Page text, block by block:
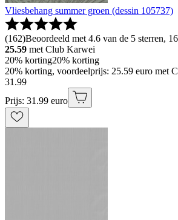
Vliesbehang summer groen (dessin 105737)
(162)Beoordeeld met 4.6 van de 5 sterren,
25.59 met Club Karwei
20% korting20% korting
20% korting, voordeelprijs: 25.59 euro met
31 .99
Prijs: 31.99 euro